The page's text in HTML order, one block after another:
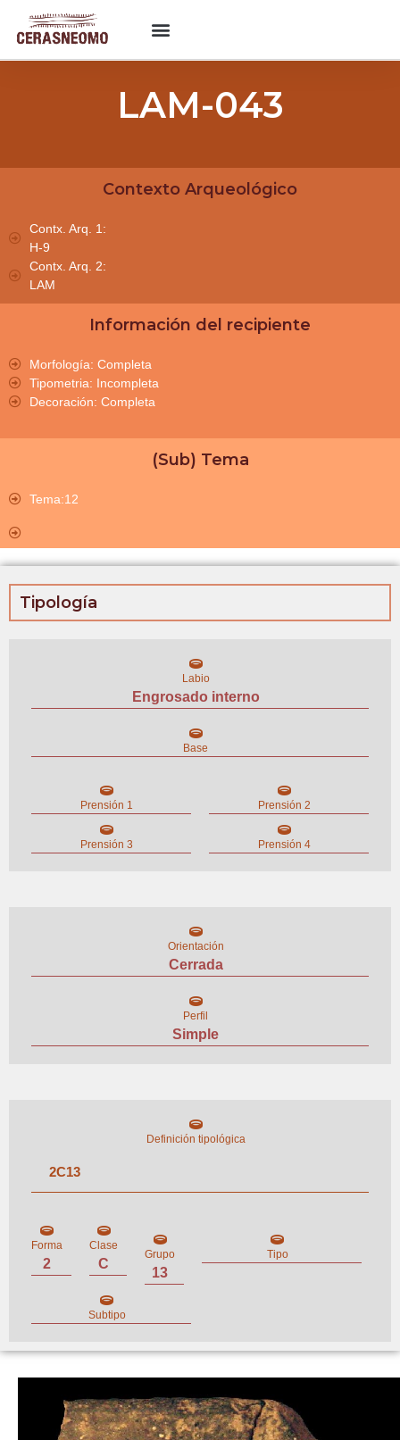
LAM-043
Contexto Arqueológico
Contx. Arq. 1:
H-9
Contx. Arq. 2:
LAM
Información del recipiente
Morfología: Completa
Tipometria: Incompleta
Decoración: Completa
(Sub) Tema
Tema:12
Tipología
Labio
Engrosado interno
Base
Prensión 1 Prensión 2
Prensión 3 Prensión 4
Orientación
Cerrada
Perfil
Simple
Definición tipológica
2C13
Forma
2
Clase
C
Grupo
13
Tipo
Subtipo